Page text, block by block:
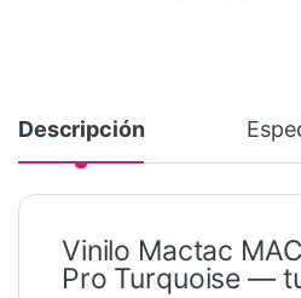
Descripción
Vinilo Mactac
Pro Turquoise —